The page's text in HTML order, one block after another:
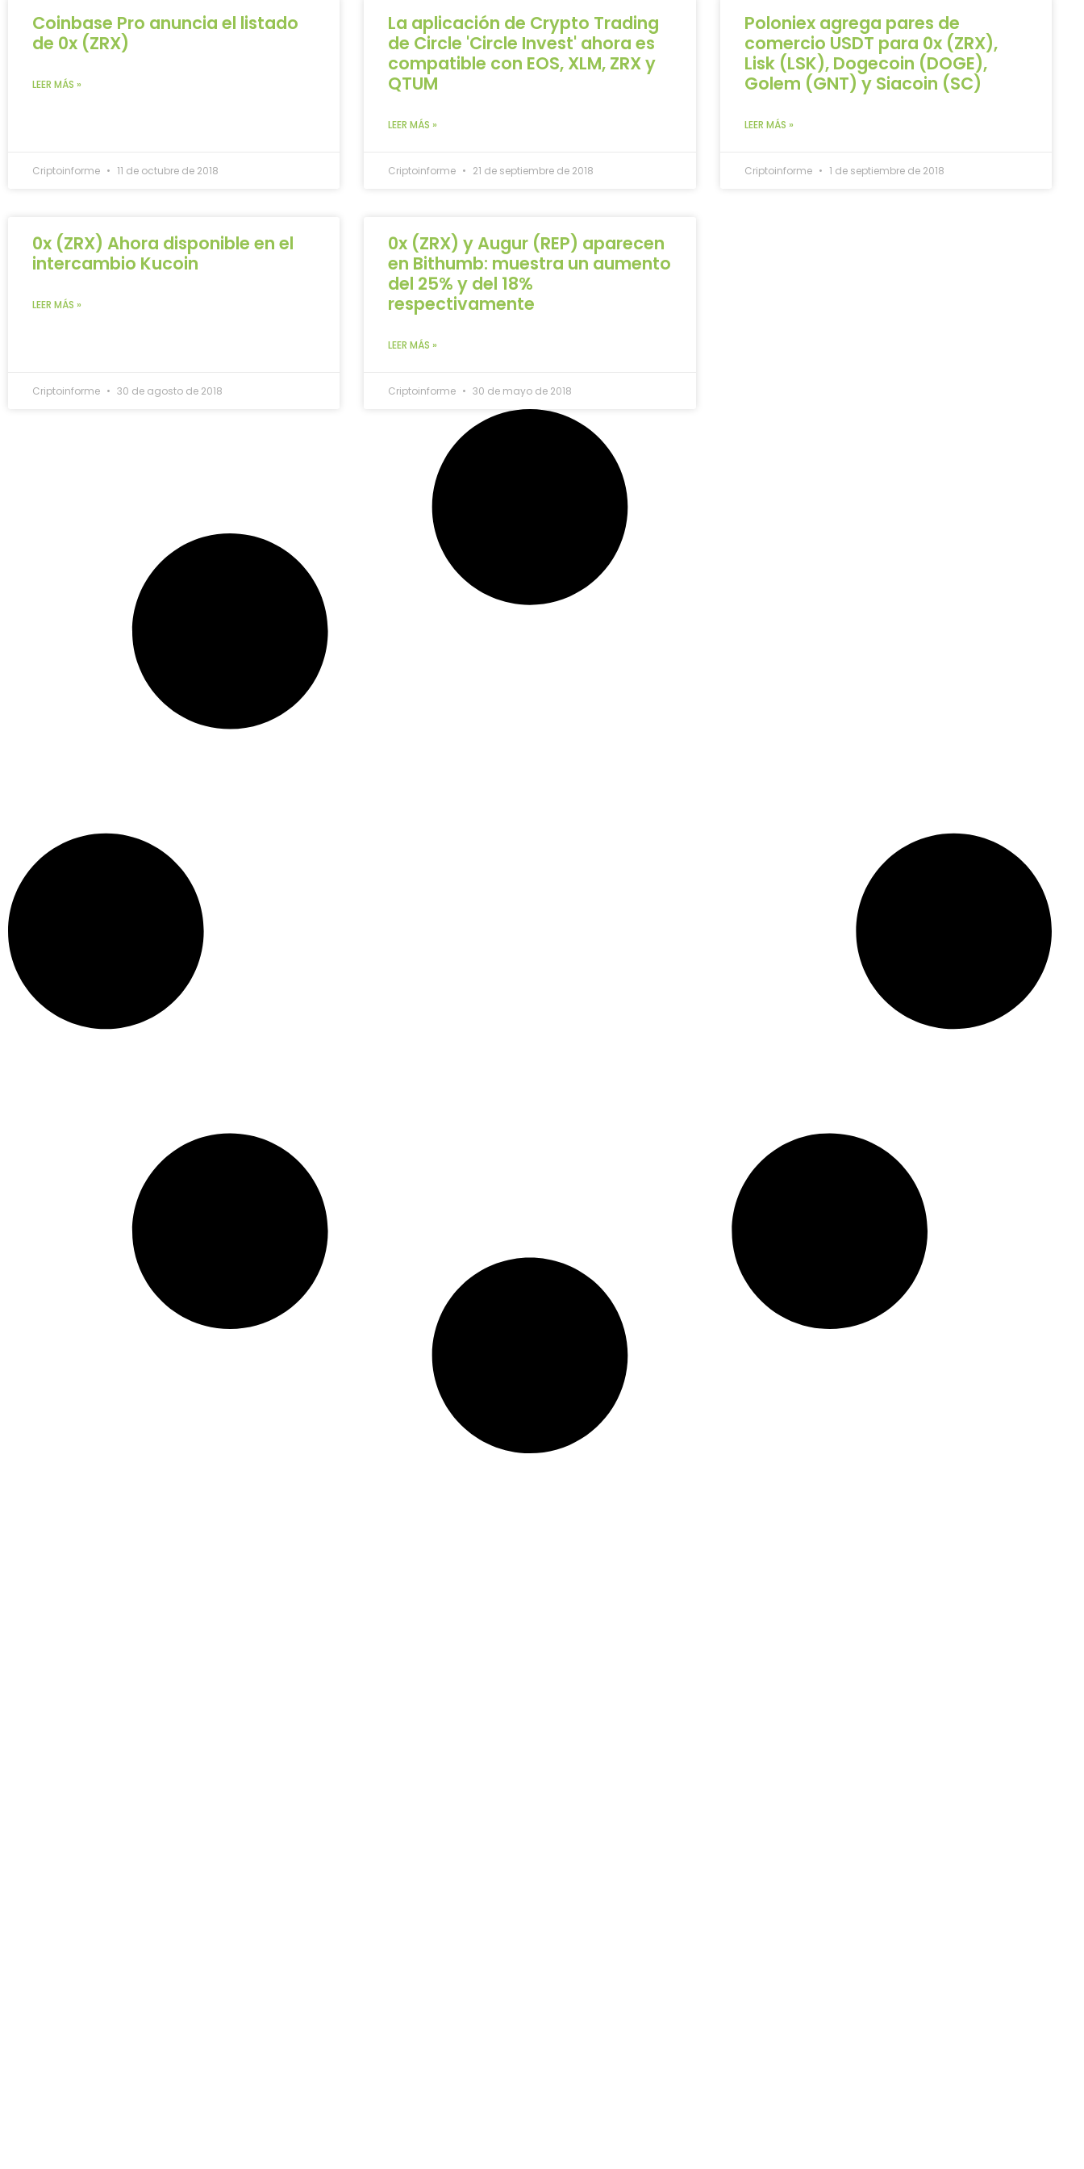
Coinbase Pro anuncia el listado
de 0x (ZRX)
LEER MÁS »
Criptoinforme 11 de octubre de 2018
La aplicación de Crypto Trading
de Circle 'Circle Invest' ahora es
compatible con EOS, XLM, ZRX y
QTUM
LEER MÁS »
Criptoinforme 21 de septiembre de 2018
Poloniex agrega pares de
comercio USDT para 0x (ZRX),
Lisk (LSK), Dogecoin (DOGE),
Golem (GNT) y Siacoin (SC)
LEER MÁS »
Criptoinforme 1 de septiembre de 2018
0x (ZRX) Ahora disponible en el
intercambio Kucoin
LEER MÁS »
Criptoinforme 30 de agosto de 2018
0x (ZRX) y Augur (REP) aparecen
en Bithumb: muestra un aumento
del 25% y del 18%
respectivamente
LEER MÁS »
Criptoinforme 30 de mayo de 2018